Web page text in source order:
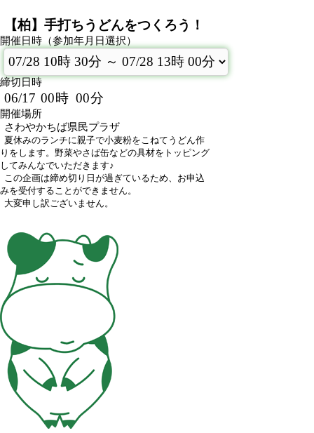
【柏】手打ちうどんをつくろう！
開催日時（参加年月日選択）
締切日時
06/17 00時 00分
開催場所
さわやかちば県民プラザ
夏休みのランチに親子で小麦粉をこねてうどん作
りをします。野菜やさば缶などの具材をトッピング
してみんなでいただきます♪
この企画は締め切り日が過ぎているため、お申込
みを受付することができません。
大変申し訳ございません。